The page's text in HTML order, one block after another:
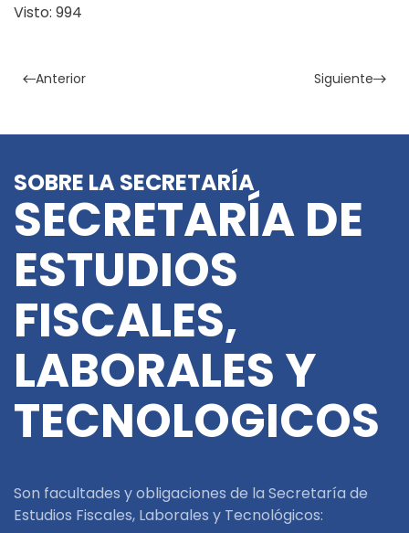
Visto: 994
Anterior Siguiente
SOBRE LA SECRETARÍA
SECRETARÍA DE
ESTUDIOS
FISCALES,
LABORALES Y
TECNOLOGICOS
Son facultades y obligaciones de la Secretaría de
Estudios Fiscales, Laborales y Tecnológicos: